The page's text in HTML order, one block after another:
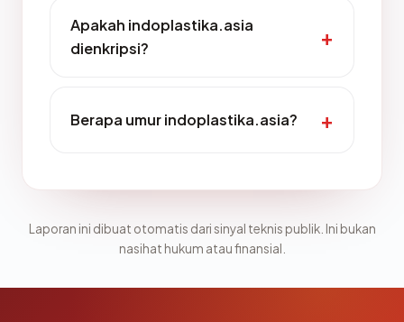
Apakah indoplastika.asia
dienkripsi?
Berapa umur indoplastika.asia?
Laporan ini dibuat otomatis dari sinyal teknis publik. Ini bukan
nasihat hukum atau finansial.